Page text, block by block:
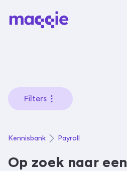
Filters
Kennisbank Payroll
Op zoek naar een